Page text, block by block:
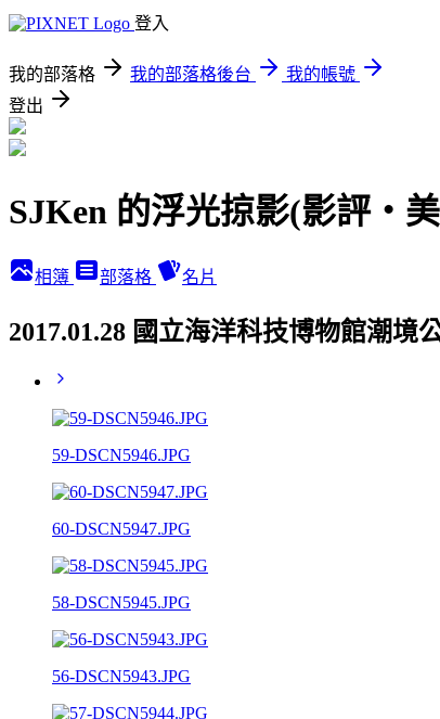
登入
我的部落格 我的部落格後台
我的帳號
登出
SJKen 的浮光掠影(影評‧
相簿 部落格 名片
2017.01.28 國立海洋科技博物館潮境
59-DSCN5946.JPG
60-DSCN5947.JPG
58-DSCN5945.JPG
56-DSCN5943.JPG